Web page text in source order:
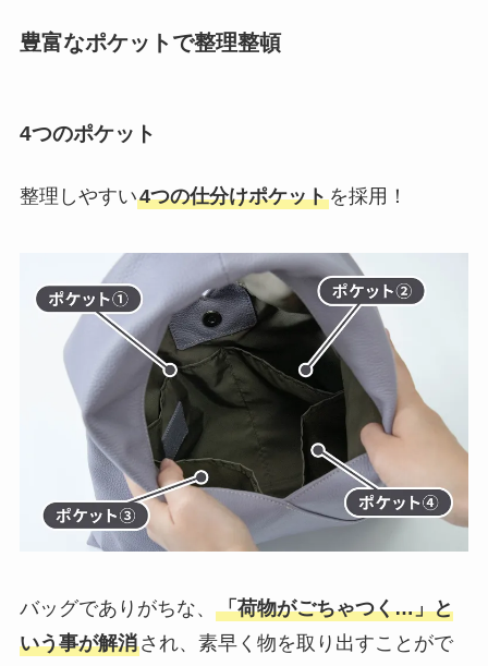
豊富なポケットで整理整頓
4つのポケット
整理しやすい4つの仕分けポケットを採用！
バッグでありがちな、 「荷物がごちゃつく…」と
いう事が解消され、素早く物を取り出すことがで